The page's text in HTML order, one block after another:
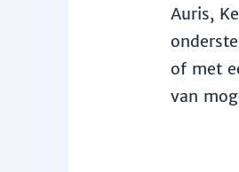
Auris,
of met
van